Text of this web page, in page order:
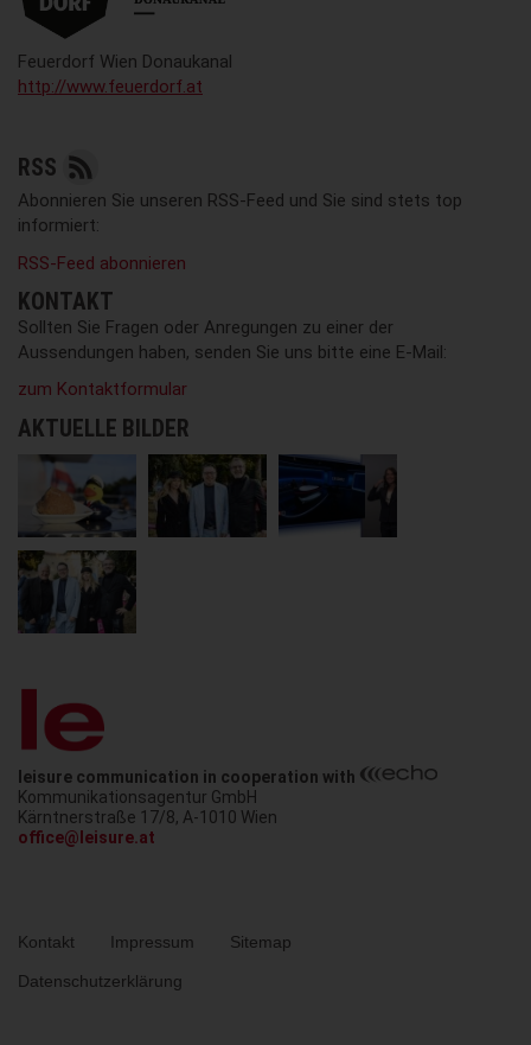
Feuerdorf Wien Donaukanal
http://www.feuerdorf.at
RSS
Abonnieren Sie unseren RSS-Feed und Sie sind stets top
informiert:
RSS-Feed abonnieren
KONTAKT
Sollten Sie Fragen oder Anregungen zu einer der
Aussendungen haben, senden Sie uns bitte eine E-Mail:
zum Kontaktformular
AKTUELLE BILDER
leisure communication in cooperation with
Kommunikationsagentur GmbH
Kärntnerstraße 17/8, A-1010 Wien
office@leisure.at
Metanavigation
Kontakt Impressum Sitemap
Datenschutzerklärung